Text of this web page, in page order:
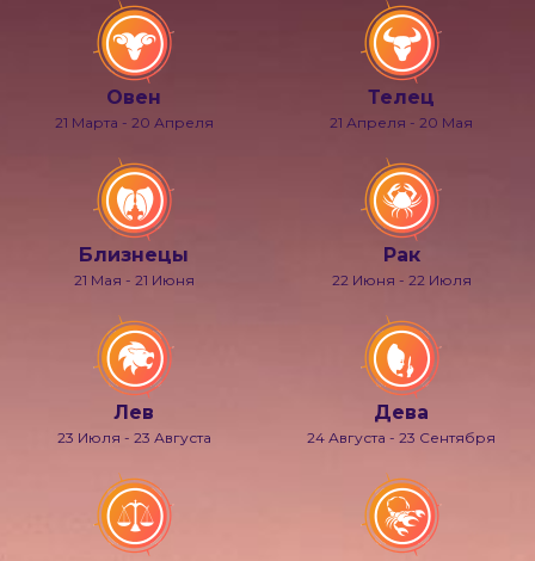
Овен
21 Марта - 20 Апреля
Телец
21 Апреля - 20 Мая
Близнецы
21 Мая - 21 Июня
Рак
22 Июня - 22 Июля
Лев
23 Июля - 23 Августа
Дева
24 Августа - 23 Сентября